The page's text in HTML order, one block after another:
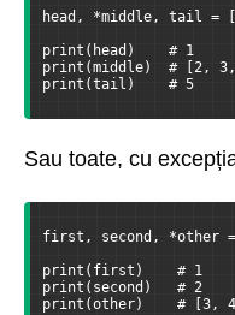
head, *middle, tail =
print(head)    # 1
print(middle)  # [2, 3,
print(tail)    # 5
Sau toate, cu
first, second, *other
print(first)    # 1
print(second)   # 2
print(other)    # [3,